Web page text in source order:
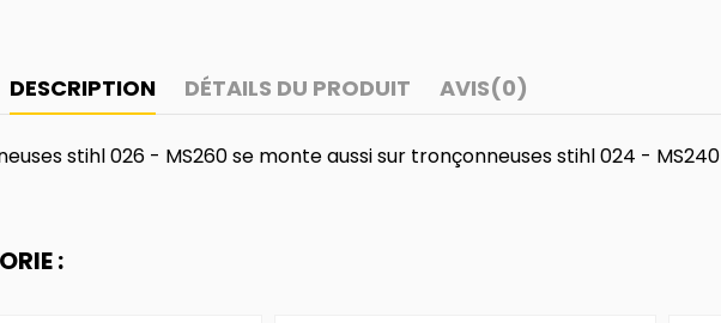
DESCRIPTION DÉTAILS DU PRODUIT AVIS(0)
stihl 026 - MS260 se monte aussi sur tronçonneuses stihl 024 - MS240
: